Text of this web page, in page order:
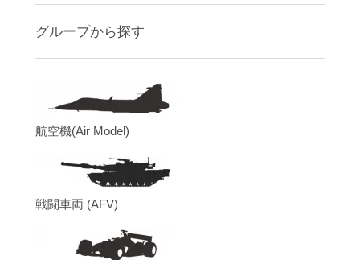
グループから探す
航空機(Air Model)
戦闘車両 (AFV)